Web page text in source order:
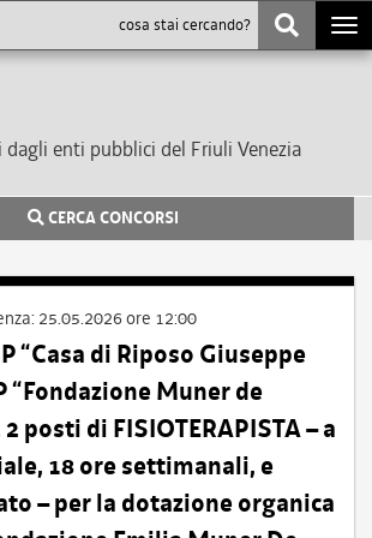
enti pubblici del Friuli Venezia
CERCA CONCORSI
25.05.2026 ore 12:00
“Casa di Riposo Giuseppe
“Fondazione Muner de
posti di FISIOTERAPISTA – a
18 ore settimanali, e
– per la dotazione organica